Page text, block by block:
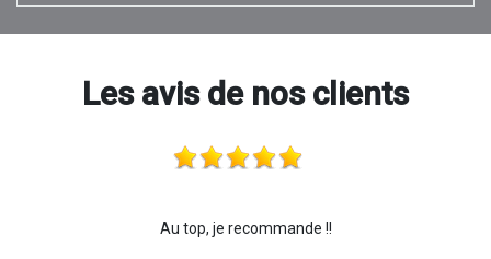
Les avis de nos clients
Au top, je recommande !!